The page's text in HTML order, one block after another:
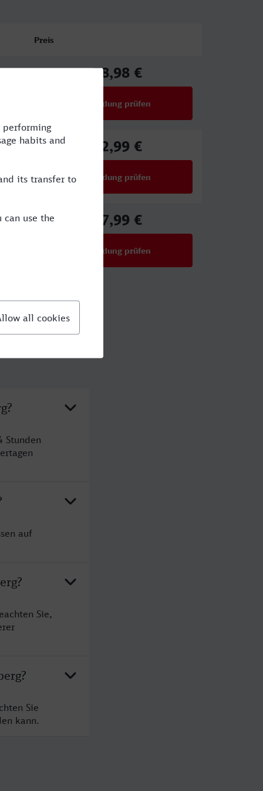
Preis
78,98 €
Verbindung prüfen
52,99 €
Verbindung prüfen
27,99 €
Verbindung prüfen
Stunden
auf
Sie,
Sie
kann.